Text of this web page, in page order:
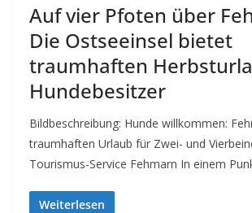
Auf vier Pfoten über
Die Ostseeinsel bietet
traumhaften
Hundebesitzer
Bildbeschreibung: Hunde willkommen:
traumhaften Urlaub für Zwei- und
Tourismus-Service Fehmarn In einem
Weiterlesen